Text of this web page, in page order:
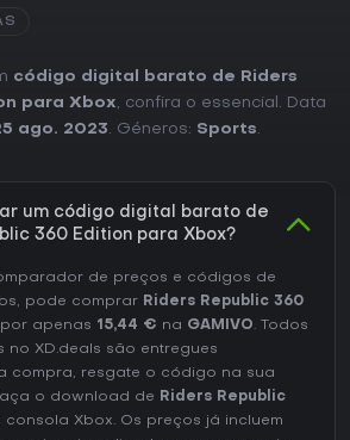
livre e experimentação de
Quem busca um jogo de esportes
evolução e com forte
motivos para voltar, enquanto
código digital barato de Riders
para Xbox, confira o essencial. Data
ago. 2023. Géneros: Sports.
um código digital barato de
360 Edition para Xbox?
de preços e códigos de
pode comprar Riders Republic 360
por apenas 15,44 € na GAMIVO. Todos
XD.deals são entregues
compra, resgate o código na sua
o download de Riders Republic
consola Xbox. Os preços já incluem